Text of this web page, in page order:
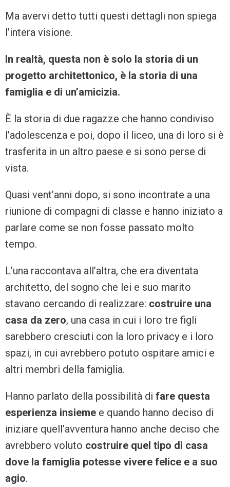
Ma avervi detto tutti questi dettagli non spiega
l’intera visione.
In realtà, questa non è solo la storia di un
progetto architettonico, è la storia di una
famiglia e di un’amicizia.
È la storia di due ragazze che hanno condiviso
l’adolescenza e poi, dopo il liceo, una di loro si è
trasferita in un altro paese e si sono perse di
vista.
Quasi vent’anni dopo, si sono incontrate a una
riunione di compagni di classe e hanno iniziato a
parlare come se non fosse passato molto
tempo.
L’una raccontava all’altra, che era diventata
architetto, del sogno che lei e suo marito
stavano cercando di realizzare: costruire una
casa da zero, una casa in cui i loro tre figli
sarebbero cresciuti con la loro privacy e i loro
spazi, in cui avrebbero potuto ospitare amici e
altri membri della famiglia.
Hanno parlato della possibilità di fare questa
esperienza insieme e quando hanno deciso di
iniziare quell’avventura hanno anche deciso che
avrebbero voluto costruire quel tipo di casa
dove la famiglia potesse vivere felice e a suo
agio.